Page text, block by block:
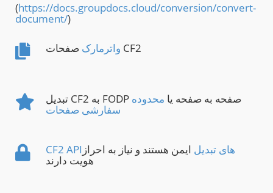
(https://docs.groupdocs.cloud/conversion/convert-
document/)
واترمارک صفحات CF2
تبدیل CF2 به FODP صفحه به صفحه یا محدوده
سفارشی صفحات
CF2 APIهای تبدیل ایمن هستند و نیاز به احراز
هویت دارند